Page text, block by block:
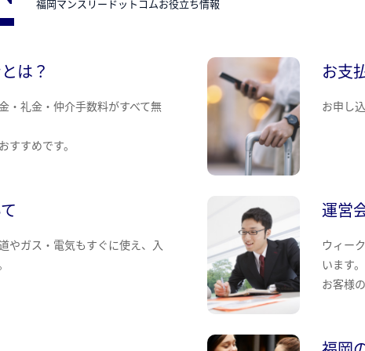
福岡マンスリードットコムお役立ち情報
は？
・礼金・仲介手数料がすべて無
すすめです。
お支
お申し
やガス・電気もすぐに使え、入
運営
ウィー
います。
お客様